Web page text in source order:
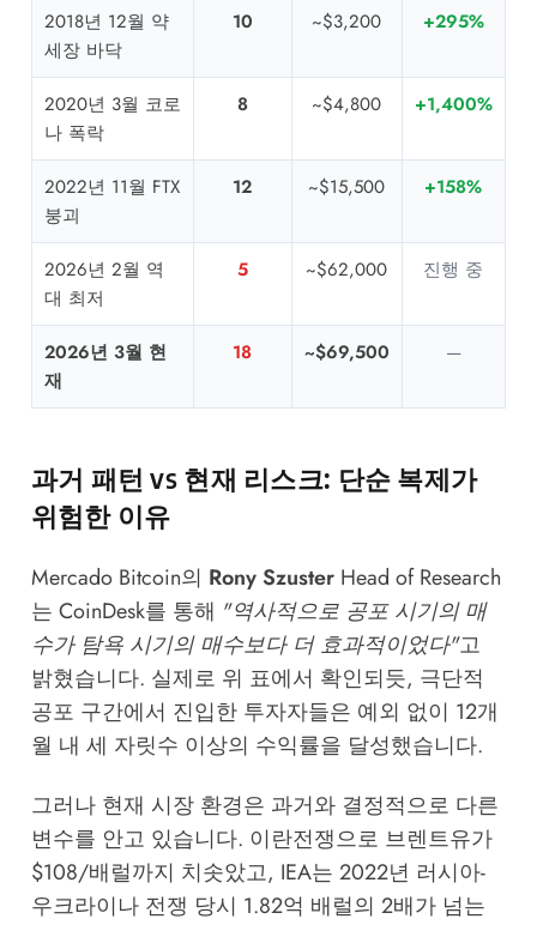
2018년 12월 약
세장 바닥
10 ~$3,200 +295%
2020년 3월 코로
나 폭락
8 ~$4,800 +1,400%
2022년 11월 FTX
붕괴
12 ~$15,500 +158%
2026년 2월 역
대 최저
5 ~$62,000 진행 중
2026년 3월 현
재
18 ~$69,500 —
과거 패턴 vs 현재 리스크: 단순 복제가
위험한 이유
Mercado Bitcoin의 Rony SzusterHead of Research
는 CoinDesk를 통해 "역사적으로 공포 시기의 매
수가 탐욕 시기의 매수보다 더 효과적이었다"고
밝혔습니다. 실제로 위 표에서 확인되듯, 극단적
공포 구간에서 진입한 투자자들은 예외 없이 12개
월 내 세 자릿수 이상의 수익률을 달성했습니다.
그러나 현재 시장 환경은 과거와 결정적으로 다른
변수를 안고 있습니다. 이란전쟁으로 브렌트유가
$108/배럴까지 치솟았고, IEA는 2022년 러시아-
우크라이나 전쟁 당시 1.82억 배럴의 2배가 넘는